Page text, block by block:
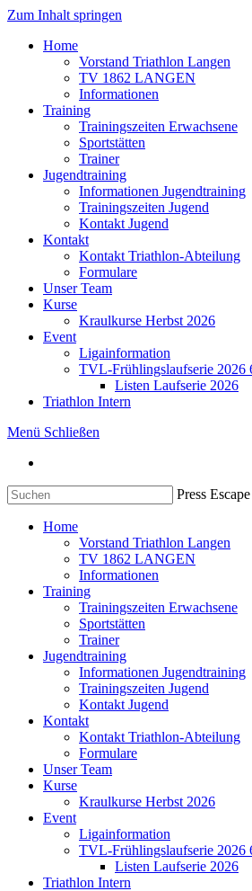
Zum Inhalt springen
Home
Vorstand Triathlon Langen
TV 1862 LANGEN
Informationen
Training
Trainingszeiten Erwachsene
Sportstätten
Trainer
Jugendtraining
Informationen Jugendtraining
Trainingszeiten Jugend
Kontakt Jugend
Kontakt
Kontakt Triathlon-Abteilung
Formulare
Unser Team
Kurse
Kraulkurse Herbst 2026
Event
Ligainformation
TVL-Frühlingslaufserie 2026
Listen Laufserie 2026
Triathlon Intern
Menü Schließen
Press
Home
Vorstand Triathlon Langen
TV 1862 LANGEN
Informationen
Training
Trainingszeiten Erwachsene
Sportstätten
Trainer
Jugendtraining
Informationen Jugendtraining
Trainingszeiten Jugend
Kontakt Jugend
Kontakt
Kontakt Triathlon-Abteilung
Formulare
Unser Team
Kurse
Kraulkurse Herbst 2026
Event
Ligainformation
TVL-Frühlingslaufserie 2026
Listen Laufserie 2026
Triathlon Intern